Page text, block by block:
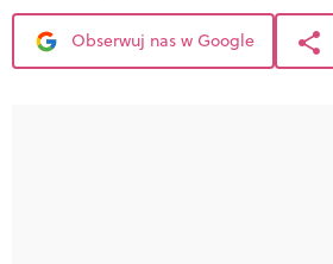
Obserwuj nas w Google